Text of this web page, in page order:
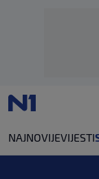
NAJNOVIJEVIJESTI